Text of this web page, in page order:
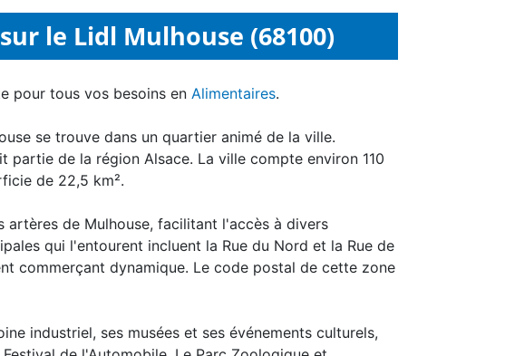
le Lidl Mulhouse (68100)
pour tous vos besoins en Alimentaires.
se trouve dans un quartier animé de la ville.
partie de la région Alsace. La ville compte environ 110
de 22,5 km².
artères de Mulhouse, facilitant l'accès à divers
qui l'entourent incluent la Rue du Nord et la Rue de
commerçant dynamique. Le code postal de cette zone
industriel, ses musées et ses événements culturels,